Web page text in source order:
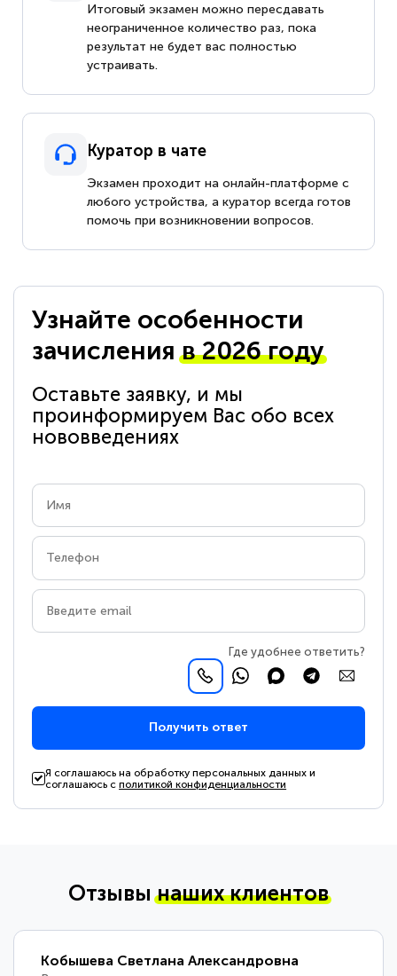
Итоговый экзамен можно пересдавать
неограниченное количество раз, пока
результат не будет вас полностью
устраивать.
Куратор в чате
Экзамен проходит на онлайн-платформе с
любого устройства, а куратор всегда готов
помочь при возникновении вопросов.
Узнайте особенности
зачисленияв 2026 году
Оставьте заявку, и мы
проинформируем Вас обо всех
нововведениях
Где удобнее ответить?
Получить ответ
Я соглашаюсь на обработку персональных данных и
соглашаюсь сполитикой конфиденциальности
Отзывынаших клиентов
Кобышева Светлана Александровна